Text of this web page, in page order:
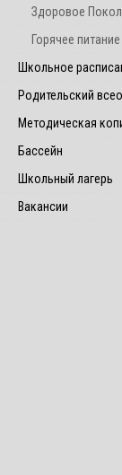
Здоровое
Горячее питание
Школьное
Родительский
Методическая
Бассейн
Школьный лагерь
Вакансии